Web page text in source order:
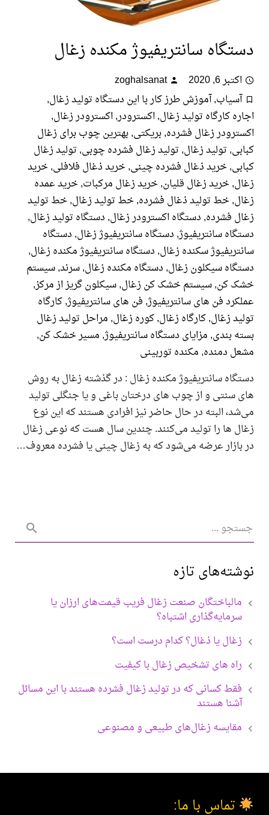
سانتریفیوژ مکنده زغال
6, 2020
zoghalsanat
,آموزش طرز کار با این دستگاه تولید زغال,
کارگاه تولید زغال,اکسترودر,اکسترودر زغال,
زغال فشرده,بریکتی,بهترین چوب برای زغال
تولید زغال,تولید زغال فشرده چوبی,تولید زغال
خرید ذغال فشرده چینی,خرید ذغال فلافلی ,خرید
خرید زغال قلیان, خرید زغال مرکبات ,خرید عمده
خط تولید ذغال فشرده,خط تولید زغال,خط تولید
فشرده,دستگاه اکسترودر زغال,دستگاه تولید زغال,
سانتریفیوژ,دستگاه سانتریفیوژ زغال,دستگاه
سکنده زغال,دستگاه سانتریفیوژ مکنده زغال,
سیکلون زغال,دستگاه مکنده زغال,سرند,سیستم
کن,سیستم خشک کن زغال,سیکلون گریز از مرکز,
فن های سانتریفیوژ,فن های سانتریفیوژ,کارگاه
زغال,کارگاه زغال,کوره زغال,مراحل تولید زغال
بندی,مزایای دستگاه سانتریفیوژ,مسیر خشک کن,
دمنده, مکنده توربینی
سانتریفیوژ مکنده زغال : در گذشته زغال به روش
و از چوب های درختان باغی و یا جنگلی تولید
البته در حال حاضر نیز افرادی هستند که این نوع
ها را تولید می‌کنند. چندین سال هست که نوعی زغال
عرضه می‌شود که به زغال چینی یا فشرده معروف…
تازه
صنعت زغال فریب قیمت‌های ارزان یا
اشتباه؟
یا ذغال؟ کدام درست است؟
های تشخیص زغال با کیفیت
کسانی که در تولید زغال فشرده هستند با این مسائل
هستند
زغال‌های طبیعی و مصنوعی
تماس با ما: